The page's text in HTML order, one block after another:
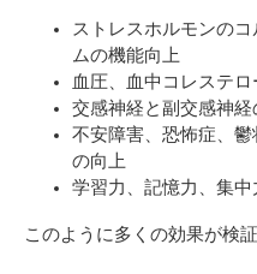
ストレスホルモンの
ムの機能向上
血圧、血中コレステ
交感神経と副交感神経
不安障害、恐怖症、
の向上
学習力、記憶力、集中
このように多くの効果が検